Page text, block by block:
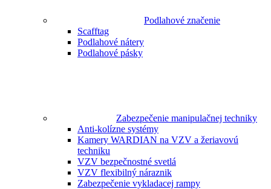
Podlahové značenie
Scafftag
Podlahové nátery
Podlahové pásky
Zabezpečenie manipulačnej techniky
Anti-kolízne systémy
Kamery WARDIAN na VZV a žeriavovú
techniku
VZV bezpečnostné svetlá
VZV flexibilný náraznik
Zabezpečenie vykladacej rampy